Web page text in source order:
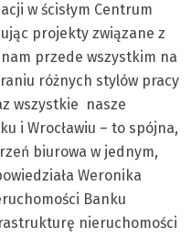
w ścisłym Centrum
projekty związane z
przede wszystkim na
różnych stylów pracy
wszystkie nasze
i Wrocławiu – to spójna,
biurowa w jednym,
Weronika
Banku
nieruchomości